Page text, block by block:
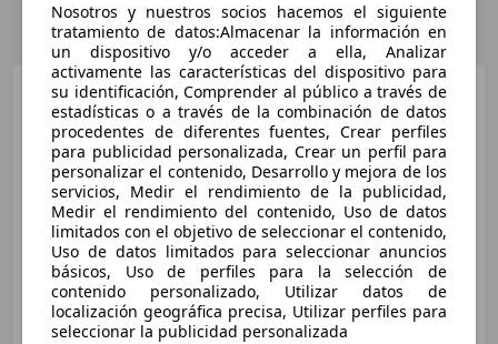
Peugeot 5008 1.6 BlueHDI
Allure 7 pl. 120
€ 11.990
Súperoferta
12/2017 128.239 km Diésel 88 kW (120 CV)
Nosotros y nuestros socios hacemos el siguiente
tratamiento de datos:Almacenar la información en
un dispositivo y/o acceder a ella, Analizar
activamente las características del dispositivo para
su identificación, Comprender al público a través de
estadísticas o a través de la combinación de datos
procedentes de diferentes fuentes, Crear perfiles
para publicidad personalizada, Crear un perfil para
personalizar el contenido, Desarrollo y mejora de los
servicios, Medir el rendimiento de la publicidad,
Medir el rendimiento del contenido, Uso de datos
limitados con el objetivo de seleccionar el contenido,
Uso de datos limitados para seleccionar anuncios
básicos, Uso de perfiles para la selección de
contenido personalizado, Utilizar datos de
localización geográfica precisa, Utilizar perfiles para
seleccionar la publicidad personalizada